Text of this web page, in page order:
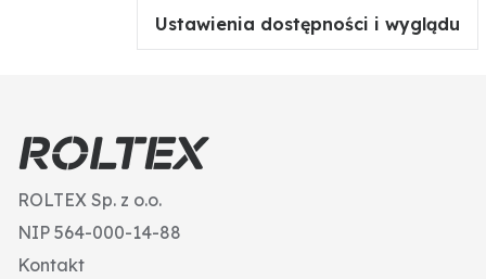
Ustawienia dostępności i wyglądu
ROLTEX Sp. z o.o.
NIP 564-000-14-88
Kontakt